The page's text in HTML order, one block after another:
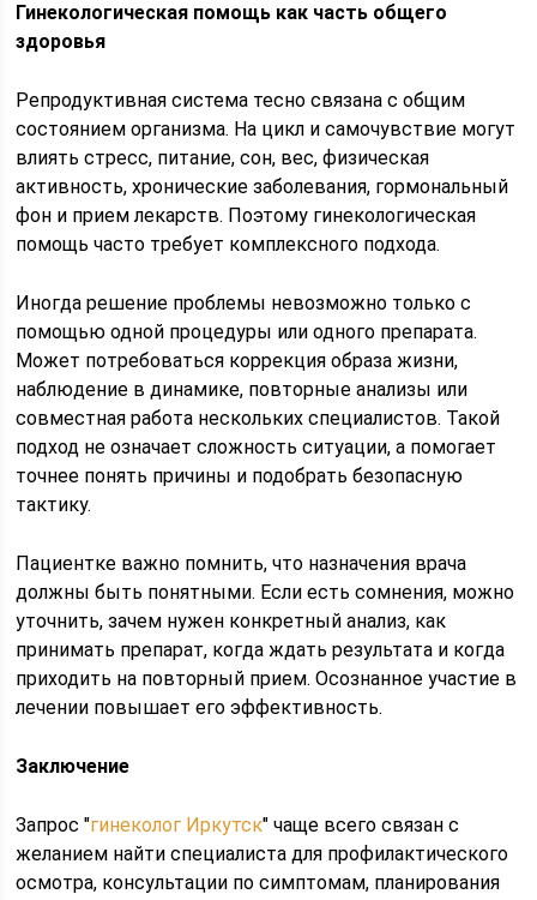
Гинекологическая помощь как часть общего
здоровья
Репродуктивная система тесно связана с общим
состоянием организма. На цикл и самочувствие могут
влиять стресс, питание, сон, вес, физическая
активность, хронические заболевания, гормональный
фон и прием лекарств. Поэтому гинекологическая
помощь часто требует комплексного подхода.
Иногда решение проблемы невозможно только с
помощью одной процедуры или одного препарата.
Может потребоваться коррекция образа жизни,
наблюдение в динамике, повторные анализы или
совместная работа нескольких специалистов. Такой
подход не означает сложность ситуации, а помогает
точнее понять причины и подобрать безопасную
тактику.
Пациентке важно помнить, что назначения врача
должны быть понятными. Если есть сомнения, можно
уточнить, зачем нужен конкретный анализ, как
принимать препарат, когда ждать результата и когда
приходить на повторный прием. Осознанное участие в
лечении повышает его эффективность.
Заключение
Запрос "гинеколог Иркутск" чаще всего связан с
желанием найти специалиста для профилактического
осмотра, консультации по симптомам, планирования